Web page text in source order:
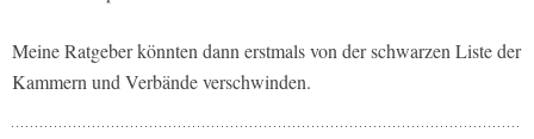
Meine Ratgeber könnten dann erstmals von der schwarzen Liste der
Kammern und Verbände verschwinden.